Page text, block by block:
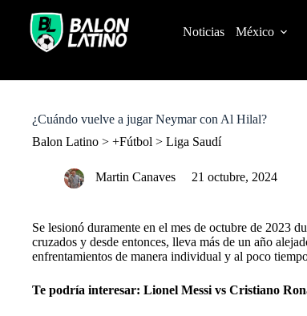
o
Noticias México
¿Cuándo vuelve a jugar Neymar con Al Hilal?
Balon Latino > +Fútbol > Liga Saudí
Martin Canaves 21 octubre, 2024
Se lesionó duramente en el mes de octubre de 2023
cruzados y desde entonces, lleva más de un año
enfrentamientos de manera individual y al poco
Te podría interesar: Lionel Messi vs Cristiano